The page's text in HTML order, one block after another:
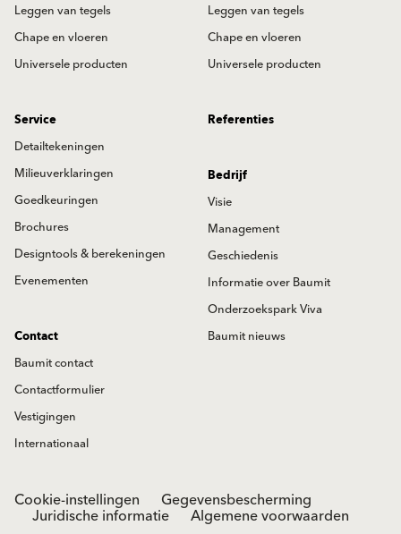
Leggen van tegels
Chape en vloeren
Universele producten
Leggen van tegels
Chape en vloeren
Universele producten
Service
Detailtekeningen
Milieuverklaringen
Goedkeuringen
Brochures
Designtools & berekeningen
Evenementen
Referenties
Bedrijf
Visie
Management
Geschiedenis
Informatie over Baumit
Onderzoekspark Viva
Baumit nieuws
Contact
Baumit contact
Contactformulier
Vestigingen
Internationaal
Cookie-instellingen Gegevensbescherming
Juridische informatie Algemene voorwaarden